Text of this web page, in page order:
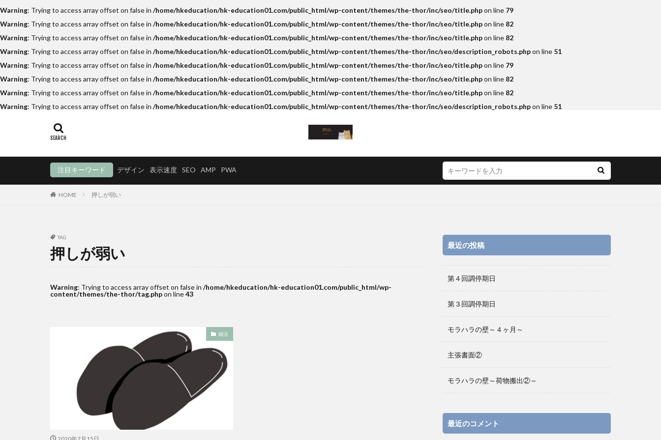
Warning: Trying to access array offset on false in /home/hkeducation/hk-education01.com/public_html/wp-content/themes/the-thor/inc/seo/title.phpon line 79
Warning: Trying to access array offset on false in /home/hkeducation/hk-education01.com/public_html/wp-content/themes/the-thor/inc/seo/title.phpon line 82
Warning: Trying to access array offset on false in /home/hkeducation/hk-education01.com/public_html/wp-content/themes/the-thor/inc/seo/title.phpon line 82
Warning: Trying to access array offset on false in /home/hkeducation/hk-education01.com/public_html/wp-content/themes/the-thor/inc/seo/description_robots.phpon line 51
Warning: Trying to access array offset on false in /home/hkeducation/hk-education01.com/public_html/wp-content/themes/the-thor/inc/seo/title.phpon line 79
Warning: Trying to access array offset on false in /home/hkeducation/hk-education01.com/public_html/wp-content/themes/the-thor/inc/seo/title.phpon line 82
Warning: Trying to access array offset on false in /home/hkeducation/hk-education01.com/public_html/wp-content/themes/the-thor/inc/seo/title.phpon line 82
Warning: Trying to access array offset on false in /home/hkeducation/hk-education01.com/public_html/wp-content/themes/the-thor/inc/seo/description_robots.phpon line 51
注目キーワード デザイン 表示速度 SEO AMP PWA
HOME 押しが弱い
TAG
押しが弱い
Warning: Trying to access array offset on false in /home/hkeducation/hk-education01.com/public_html/wp-
content/themes/the-thor/tag.phpon line43
婚活
最近の投稿
第４回調停期日
第３回調停期日
モラハラの壁～４ヶ月～
主張書面②
モラハラの壁～荷物搬出②～
最近のコメント